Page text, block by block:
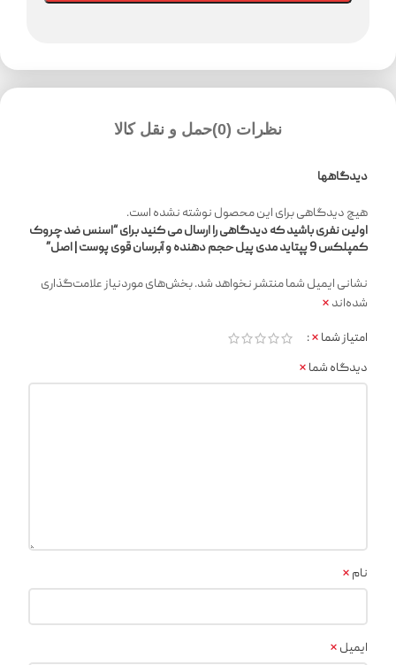
نظرات (0) حمل و نقل کالا
دیدگاهها
هیچ دیدگاهی برای این محصول نوشته نشده است.
اولین نفری باشید که دیدگاهی را ارسال می کنید برای “اسنس ضد چروک
کمپلکس 9 پپتاید مدی پیل حجم دهنده و آبرسان قوی پوست ‌‌| اصل”
نشانی ایمیل شما منتشر نخواهد شد.بخش‌های موردنیاز علامت‌گذاری
شده‌اند *
امتیاز شما *
دیدگاه شما *
نام *
ایمیل *